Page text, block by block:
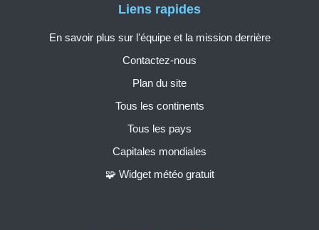
Liens rapides
En savoir plus sur l'équipe et la mission derrière
Contactez-nous
Plan du site
Tous les continents
Tous les pays
Capitales mondiales
🧩 Widget météo gratuit